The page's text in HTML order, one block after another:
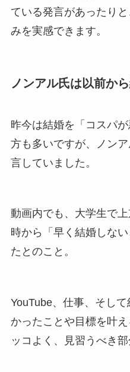
ている発言があったり
みを実感できます。
ノンアル氏は以前か
昨今は結婚を「コスパ
方も多いですが、ノン
言していました。
動画内でも、大学生で
時から「早く結婚しな
たとのこと。
YouTube、仕事、そし
かったことや目標を叶
ッコよく、見習うべき部